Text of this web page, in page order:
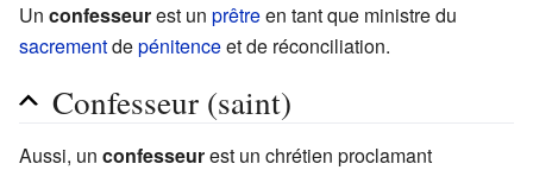
Un confesseurest un prêtreen tant que ministre du
sacrementdepénitenceet de réconciliation.
Confesseur (saint)
Aussi, un confesseurest un chrétien proclamant